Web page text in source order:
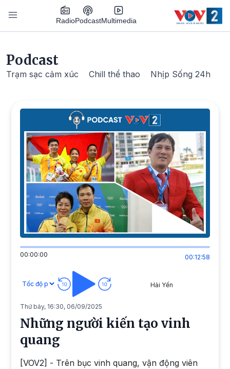
Nhảy đến nội dung
RadioPodcastMultimedia
Podcast
Trạm sạc cảm xúc Chill thể thao Nhịp Sống 24h
00:00:00 00:12:58
Hải Yến
Thứ bảy, 16:30, 06/09/2025
Những người kiến tạo vinh
quang
[VOV2] - Trên bục vinh quang, vận động viên